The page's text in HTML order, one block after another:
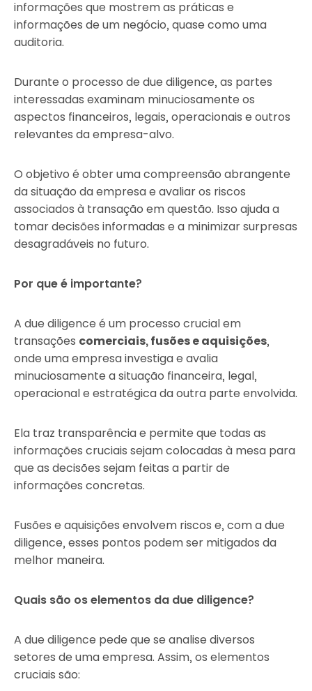
informações que mostrem as práticas e
informações de um negócio, quase como uma
auditoria.
Durante o processo de due diligence, as partes
interessadas examinam minuciosamente os
aspectos financeiros, legais, operacionais e outros
relevantes da empresa-alvo.
O objetivo é obter uma compreensão abrangente
da situação da empresa e avaliar os riscos
associados à transação em questão. Isso ajuda a
tomar decisões informadas e a minimizar surpresas
desagradáveis no futuro.
Por que é importante?
A due diligence é um processo crucial em
transações comerciais, fusões e aquisições,
onde uma empresa investiga e avalia
minuciosamente a situação financeira, legal,
operacional e estratégica da outra parte envolvida.
Ela traz transparência e permite que todas as
informações cruciais sejam colocadas à mesa para
que as decisões sejam feitas a partir de
informações concretas.
Fusões e aquisições envolvem riscos e, com a due
diligence, esses pontos podem ser mitigados da
melhor maneira.
Quais são os elementos da due diligence?
A due diligence pede que se analise diversos
setores de uma empresa. Assim, os elementos
cruciais são: